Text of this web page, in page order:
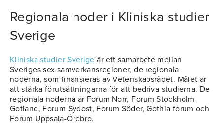
Regionala noder i Kliniska studier
Sverige
Kliniska studier Sverige är ett samarbete mellan
Sveriges sex samverkansregioner, de regionala
noderna, som finansieras av Vetenskapsrådet. Målet är
att stärka förutsättningarna för att bedriva studierna. De
regionala noderna är Forum Norr, Forum Stockholm-
Gotland, Forum Sydost, Forum Söder, Gothia forum och
Forum Uppsala-Örebro.